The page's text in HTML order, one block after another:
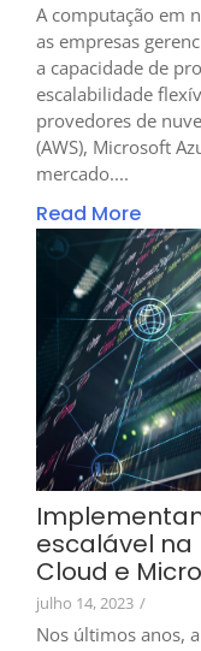
A computação em
as empresas
a capacidade de
escalabilidade
provedores de
(AWS), Microsoft
mercado....
Read More
escalável na
Cloud e
julho 14, 2023 /
Nos últimos anos,